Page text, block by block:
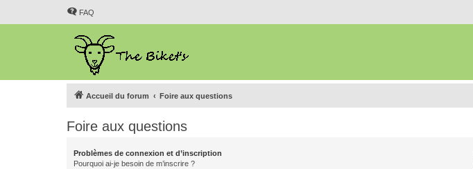
FAQ
Accueil du forum Foire aux questions
Foire aux questions
Problèmes de connexion et d’inscription
Pourquoi ai-je besoin de m’inscrire ?